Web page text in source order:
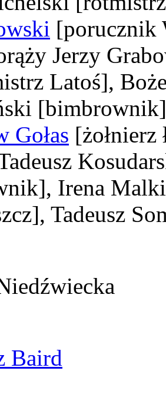
[porucznik
Jerzy
Latoś],
[bimbrownik]
Gołas [żołnierz
, Irena
, Tadeusz
Baird